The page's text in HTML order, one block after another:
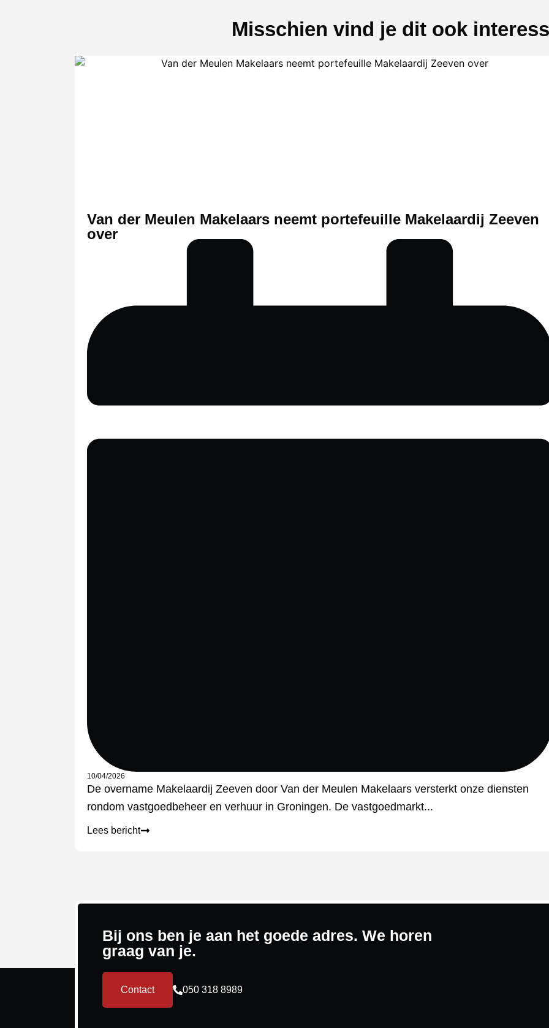
Misschien vind je dit ook
Van der Meulen Makelaars neemt portefeuille Makelaardij Zeeven
over
10/04/2026
De overname Makelaardij Zeeven door Van der Meulen Makelaars versterkt onze diensten
rondom vastgoedbeheer en verhuur in Groningen. De vastgoedmarkt...
Lees bericht
Bij ons ben je aan het goede adres. We horen
graag van je.
Contact 050 318 8989